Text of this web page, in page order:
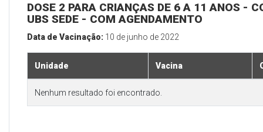
DOSE 2 PARA CRIANÇAS DE 6 A 11 ANOS -
UBS SEDE - COM AGENDAMENTO
Data de Vacinação: 10 de junho de 2022
Unidade Vacina
Nenhum resultado foi encontrado.